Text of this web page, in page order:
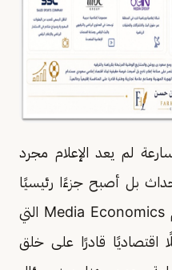
لم يعد الإعلام مجرد
بل أصبح جزءًا رئيسيًا
من منظومة اقتصاديات الإعلام Media Economics التي
اقتصاديًا قادرًا على خلق